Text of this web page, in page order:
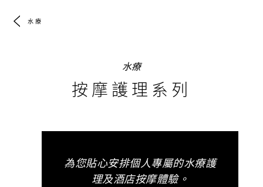
水療
水療
按摩護理系列
為您貼心安排個人專屬的水療護
理及酒店按摩體驗。